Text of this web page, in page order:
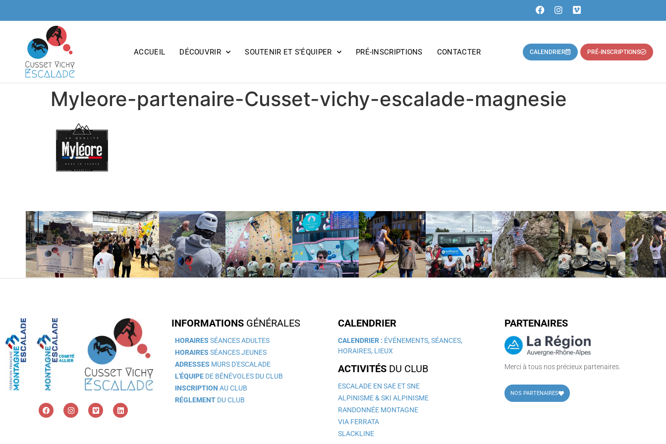
ACCUEIL DÉCOUVRIR SOUTENIR ET S’ÉQUIPER PRÉ-INSCRIPTIONS CONTACTER CALENDRIER PRÉ-INSCRIPTIONS
Myleore-partenaire-Cusset-vichy-escalade-magnesie
INFORMATIONS GÉNÉRALES
HORAIRES SÉANCES ADULTES
HORAIRES SÉANCES JEUNES
ADRESSES MURS D'ESCALADE
L'ÉQUIPE DE BÉNÉVOLES DU CLUB
INSCRIPTION AU CLUB
RÉGLEMENTDU CLUB
CALENDRIER
CALENDRIER : ÉVÉNEMENTS, SÉANCES,
HORAIRES, LIEUX
ACTIVITÉS DU CLUB
ESCALADE EN SAE ET SNE
ALPINISME & SKI ALPINISME
RANDONNÉE MONTAGNE
VIA FERRATA
SLACKLINE
PARTENAIRES
Merci à tous nos précieux partenaires.
NOS PARTENAIRES
Salut c'est nous...
les Cookies !
On a attendu d'être sûrs que le contenu de ce site vous intéresse
avant de vous déranger, mais on aimerait bien vous accompagner
pendant votre visite...